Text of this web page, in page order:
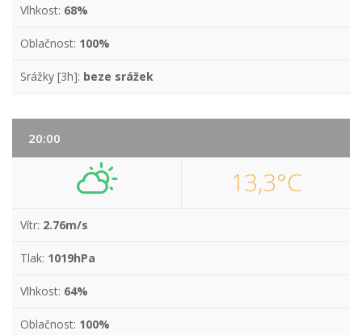
Vlhkost: 68%
Oblačnost: 100%
Srážky [3h]: beze srážek
20:00
13,3°C
Vítr: 2.76m/s
Tlak: 1019hPa
Vlhkost: 64%
Oblačnost: 100%